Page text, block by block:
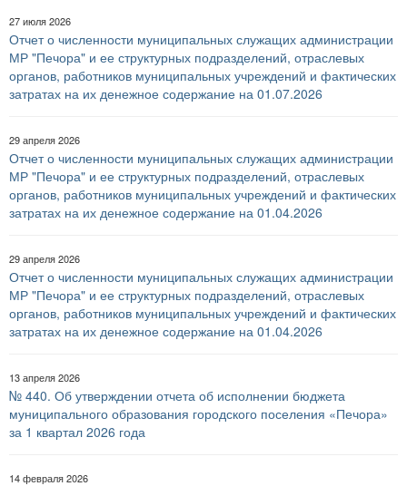
27 июля 2026
Отчет о численности муниципальных служащих администрации
МР "Печора" и ее структурных подразделений, отраслевых
органов, работников муниципальных учреждений и фактических
затратах на их денежное содержание на 01.07.2026
29 апреля 2026
Отчет о численности муниципальных служащих администрации
МР "Печора" и ее структурных подразделений, отраслевых
органов, работников муниципальных учреждений и фактических
затратах на их денежное содержание на 01.04.2026
29 апреля 2026
Отчет о численности муниципальных служащих администрации
МР "Печора" и ее структурных подразделений, отраслевых
органов, работников муниципальных учреждений и фактических
затратах на их денежное содержание на 01.04.2026
13 апреля 2026
№ 440. Об утверждении отчета об исполнении бюджета
муниципального образования городского поселения «Печора»
за 1 квартал 2026 года
14 февраля 2026